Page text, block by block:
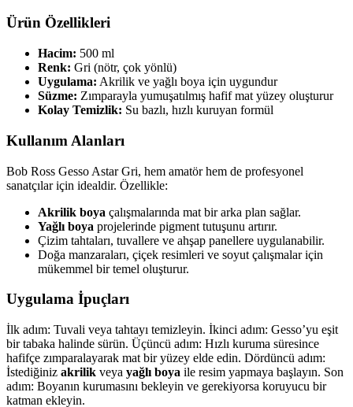
Ürün Özellikleri
Hacim: 500 ml
Renk: Gri (nötr, çok yönlü)
Uygulama: Akrilik ve yağlı boya için uygundur
Süzme: Zımparayla yumuşatılmış hafif mat yüzey oluşturur
Kolay Temizlik: Su bazlı, hızlı kuruyan formül
Kullanım Alanları
Bob Ross Gesso Astar Gri, hem amatör hem de profesyonel
sanatçılar için idealdir. Özellikle:
Akrilik boya çalışmalarında mat bir arka plan sağlar.
Yağlı boya projelerinde pigment tutuşunu artırır.
Çizim tahtaları, tuvallere ve ahşap panellere uygulanabilir.
Doğa manzaraları, çiçek resimleri ve soyut çalışmalar için
mükemmel bir temel oluşturur.
Uygulama İpuçları
İlk adım: Tuvali veya tahtayı temizleyin. İkinci adım: Gesso’yu eşit
bir tabaka halinde sürün. Üçüncü adım: Hızlı kuruma süresince
hafifçe zımparalayarak mat bir yüzey elde edin. Dördüncü adım:
İstediğiniz akrilik veya yağlı boya ile resim yapmaya başlayın. Son
adım: Boyanın kurumasını bekleyin ve gerekiyorsa koruyucu bir
katman ekleyin.